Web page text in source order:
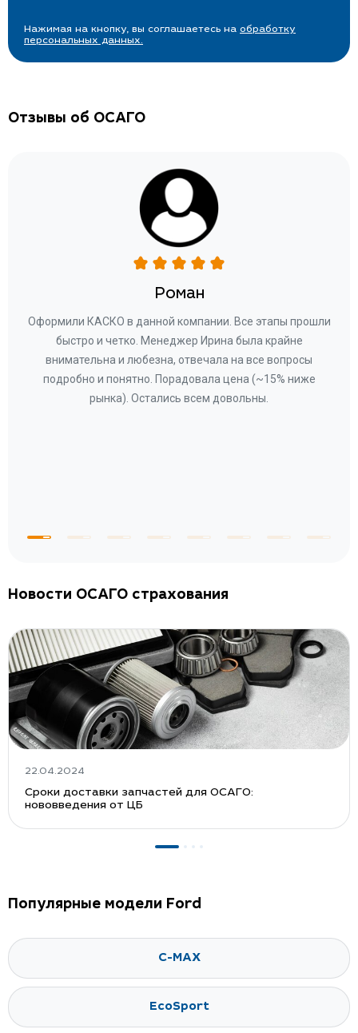
Нажимая на кнопку, вы соглашаетесь на обработку
персональных данных.
Отзывы об ОСАГО
Роман
Оформили КАСКО в данной компании. Все этапы прошли
быстро и четко. Менеджер Ирина была крайне
внимательна и любезна, отвечала на все вопросы
подробно и понятно. Порадовала цена (~15% ниже
рынка). Остались всем довольны.
Новости ОСАГО страхования
22.04.2024
Сроки доставки запчастей для ОСАГО:
нововведения от ЦБ
Популярные модели Ford
C-MAX
EcoSport